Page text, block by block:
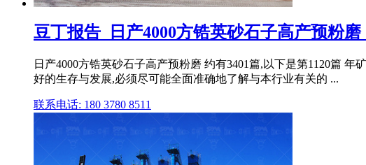
豆丁报告_日产4000方锆英砂石子高产预粉
日产4000方锆英砂石子高产预粉磨 约有3401篇,以下是第1120篇
好的生存与发展,必须尽可能全面准确地了解与本行业有关的 ...
联系电话: 180 3780 8511